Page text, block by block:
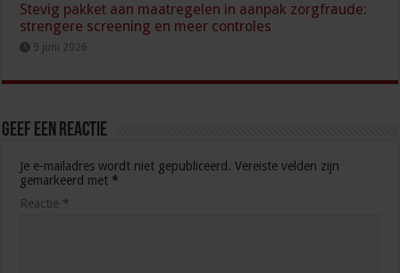
Stevig pakket aan maatregelen in aanpak zorgfraude:
strengere screening en meer controles
9 juni 2026
Geef een reactie
Je e-mailadres wordt niet gepubliceerd. Vereiste velden zijn
gemarkeerd met *
Reactie *